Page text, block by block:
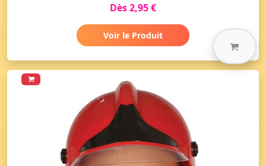
Dès 2,95 €
Voir le Produit